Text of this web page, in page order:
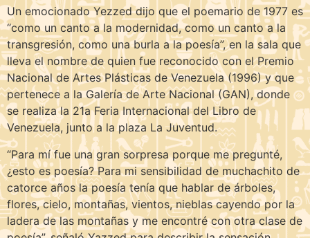
Un emocionado Yezzed dijo que el poemario de 1977 es
“como un canto a la modernidad, como un canto a la
transgresión, como una burla a la poesía”, en la sala que
lleva el nombre de quien fue reconocido con el Premio
Nacional de Artes Plásticas de Venezuela (1996) y que
pertenece a la Galería de Arte Nacional (GAN), donde
se realiza la 21a Feria Internacional del Libro de
Venezuela, junto a la plaza La Juventud.
“Para mí fue una gran sorpresa porque me pregunté,
¿esto es poesía? Para mi sensibilidad de muchachito de
catorce años la poesía tenía que hablar de árboles,
flores, cielo, montañas, vientos, nieblas cayendo por la
ladera de las montañas y me encontré con otra clase de